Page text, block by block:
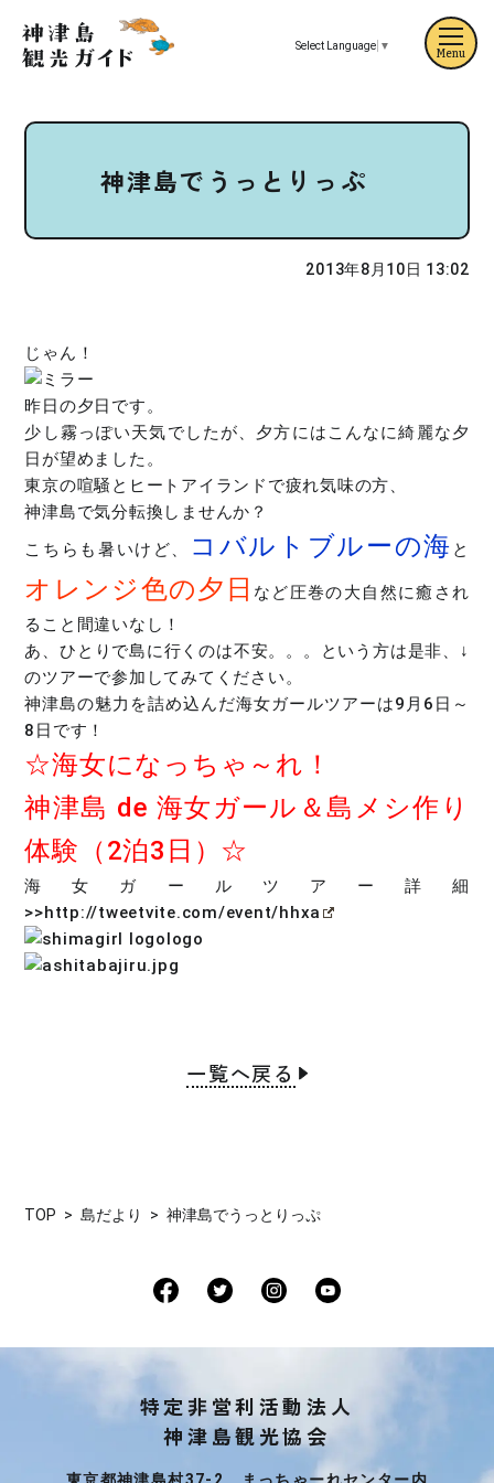
Select Language ▼
神津島でうっとりっぷ
2013年8月10日 13:02
じゃん！
昨日の夕日です。
少し霧っぽい天気でしたが、夕方にはこんなに綺麗な夕
日が望めました。
東京の喧騒とヒートアイランドで疲れ気味の方、
神津島で気分転換しませんか？
こちらも暑いけど、
コバルトブルーの海 と
オレンジ色の夕日 など圧巻の大自然に癒され
ること間違いなし！
あ、ひとりで島に行くのは不安。。。という方は是非、↓
のツアーで参加してみてください。
神津島の魅力を詰め込んだ海女ガールツアーは9月6日～
8日です！
☆海女になっちゃ～れ！
神津島 de 海女ガール＆島メシ作り
体験（2泊3日）☆
海女ガールツアー詳細
>>http://tweetvite.com/event/hhxa
一覧へ戻る
TOP 島だより 神津島でうっとりっぷ
特定非営利活動法人
神津島観光協会
東京都神津島村37-2 まっちゃーれセンター内
Menu